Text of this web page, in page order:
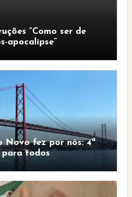
“Como ser de
apocalipse”
Novo fez por nós: 4ª
todos